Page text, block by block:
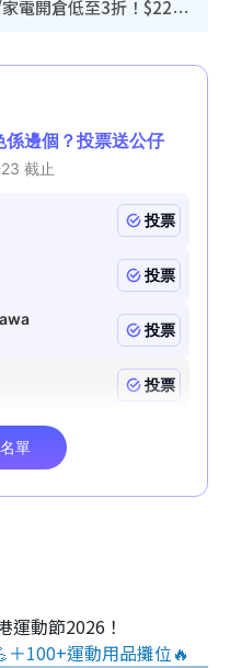
廚具開倉｜特福Tefal廚具/家電開倉低至3折！$220起買平底鍋/炒鑊/湯煲！電飯煲/吸塵機/燙斗$418起
運動節2026！
100+運動用品攤位🔥